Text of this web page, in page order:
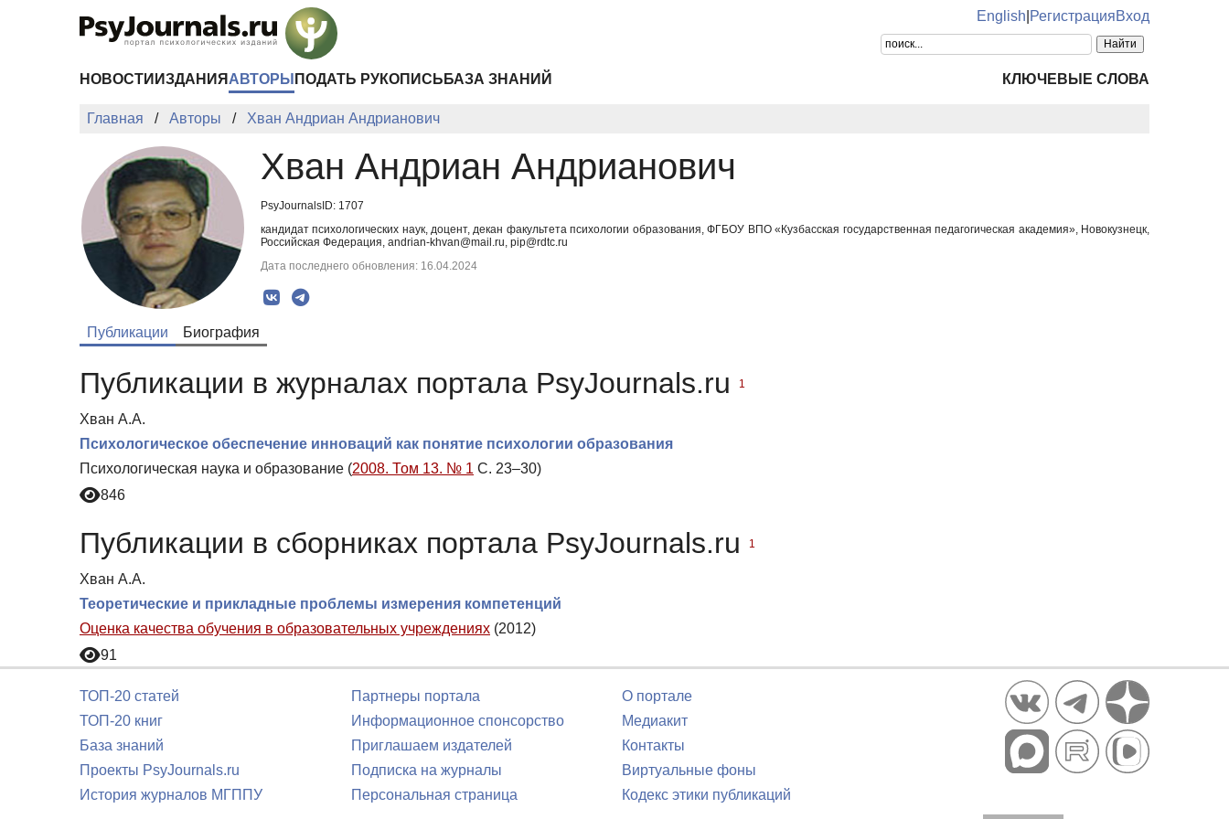
English РегистрацияВход
НОВОСТИ ИЗДАНИЯ АВТОРЫ ПОДАТЬ РУКОПИСЬ БАЗА ЗНАНИЙ КЛЮЧЕВЫЕ СЛОВА
Главная Авторы Хван Андриан Андрианович
Хван Андриан Андрианович
PsyJournalsID: 1707
кандидат психологических наук, доцент, декан факультета психологии образования, ФГБОУ ВПО «Кузбасская государственная педагогическая академия», Новокузнецк,
Российская Федерация, andrian-khvan@mail.ru, pip@rdtc.ru
Дата последнего обновления: 16.04.2024
Публикации Биография
Публикации в журналах портала PsyJournals.ru 1
Хван А.А.
Психологическое обеспечение инноваций как понятие психологии образования
Психологическая наука и образование (2008. Том 13. № 1 С. 23–30)
846
Публикации в сборниках портала PsyJournals.ru 1
Хван А.А.
Теоретические и прикладные проблемы измерения компетенций
Оценка качества обучения в образовательных учреждениях (2012)
91
ТОП-20 статей
ТОП-20 книг
База знаний
Проекты PsyJournals.ru
История журналов МГППУ
Партнеры портала
Информационное спонсорство
Приглашаем издателей
Подписка на журналы
Персональная страница
О портале
Медиакит
Контакты
Виртуальные фоны
Кодекс этики публикаций